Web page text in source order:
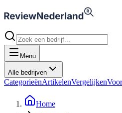
Menu
Alle bedrijven
CategorieënArtikelenVergelijken
Home